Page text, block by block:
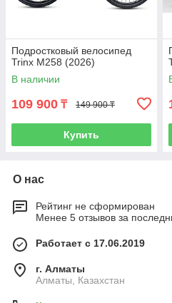
Подростковый велосипед
Trinx M258 (2026)
В наличии
109 900 ₸ 149 900 ₸
Купить
О нас
Рейтинг не сформирован
Менее 5 отзывов за
Работает с 17.06.2019
г. Алматы
Алматы, Казахстан